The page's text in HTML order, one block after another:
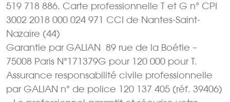
519 718 886. Carte professionnelle T et G n° CPI
3002 2018 000 024 971 CCI de Nantes-Saint-
Nazaire (44)
Garantie par GALIAN  89 rue de la Boétie –
75008 Paris N°171379G pour 120 000 pour T.
Assurance responsabilité civile professionnelle
par GALIAN n° de police 120 137 405 (réf. 39406)